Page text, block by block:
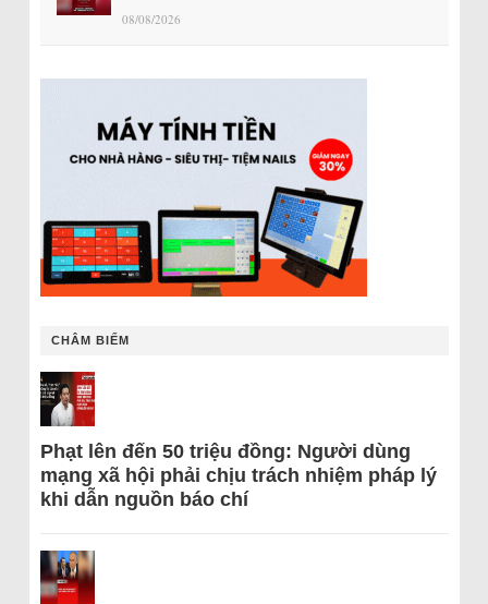
08/08/2026
CHÂM BIẾM
Phạt lên đến 50 triệu đồng: Người dùng
mạng xã hội phải chịu trách nhiệm pháp lý
khi dẫn nguồn báo chí